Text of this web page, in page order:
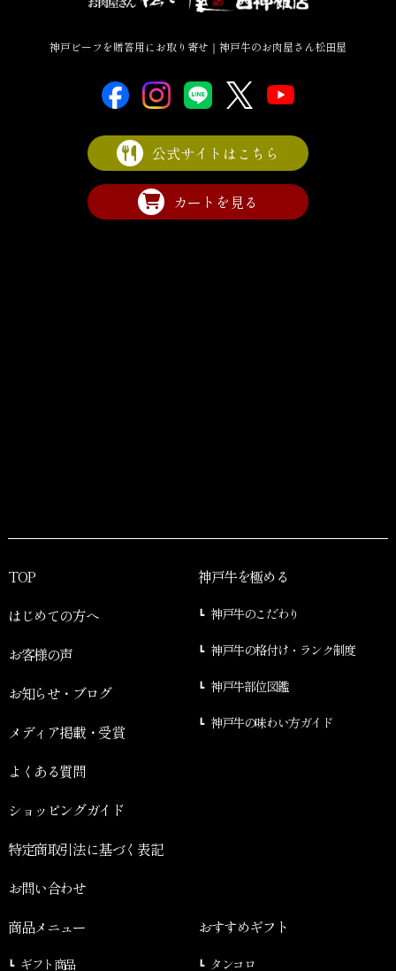
神戸ビーフを贈答用にお取り寄せ｜神戸牛のお肉屋さん松田屋
公式サイトはこちら
カートを見る
TOP
はじめての方へ
お客様の声
お知らせ・ブログ
メディア掲載・受賞
よくある質問
ショッピングガイド
特定商取引法に基づく表記
お問い合わせ
神戸牛を極める
神戸牛のこだわり
神戸牛の格付け・ランク制度
神戸牛部位図鑑
神戸牛の味わい方ガイド
商品メニュー
ギフト商品
おすすめギフト
タンコロ